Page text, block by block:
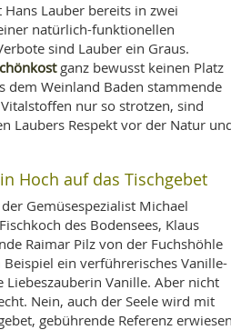
Lauber bereits in zwei
natürlich-funktionellen
sind Lauber ein Graus.
ganz bewusst keinen Platz
dem Weinland Baden stammende
nur so strotzen, sind
Laubers Respekt vor der Natur
Hoch auf das Tischgebet
Gemüsespezialist Michael
des Bodensees, Klaus
Raimar Pilz von der Fuchshöhle
ein verführerisches Vanille-
Vanille. Aber nicht
Nein, auch der Seele wird mit
gebührende Referenz